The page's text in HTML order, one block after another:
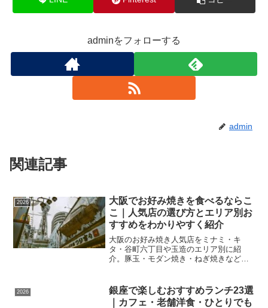
adminをフォローする
admin
関連記事
2026
大阪でお好み焼きを食べるならこ
こ｜人気店の選び方とエリア別お
すすめをわかりやすく紹介
大阪のお好み焼き人気店をミナミ・キ
タ・谷町六丁目や玉造のエリア別に紹
介。豚玉・モダン焼き・ねぎ焼きなど定
く解説します。
2026
銀座で楽しむおすすめランチ23選
｜カフェ・老舗洋食・ひとりでも